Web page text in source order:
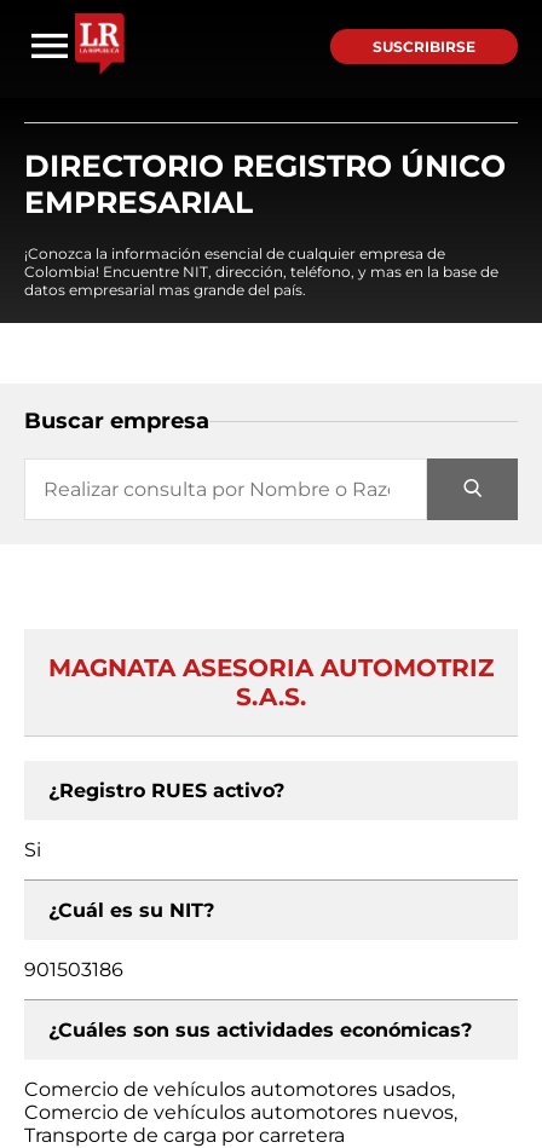
SUSCRIBIRSE
DIRECTORIO REGISTRO ÚNICO
EMPRESARIAL
¡Conozca la información esencial de cualquier empresa de
Colombia! Encuentre NIT, dirección, teléfono, y mas en la base de
datos empresarial mas grande del país.
Buscar empresa
MAGNATA ASESORIA AUTOMOTRIZ
S.A.S.
¿Registro RUES activo?
Si
¿Cuál es su NIT?
901503186
¿Cuáles son sus actividades económicas?
Comercio de vehículos automotores usados,
Comercio de vehículos automotores nuevos,
Transporte de carga por carretera